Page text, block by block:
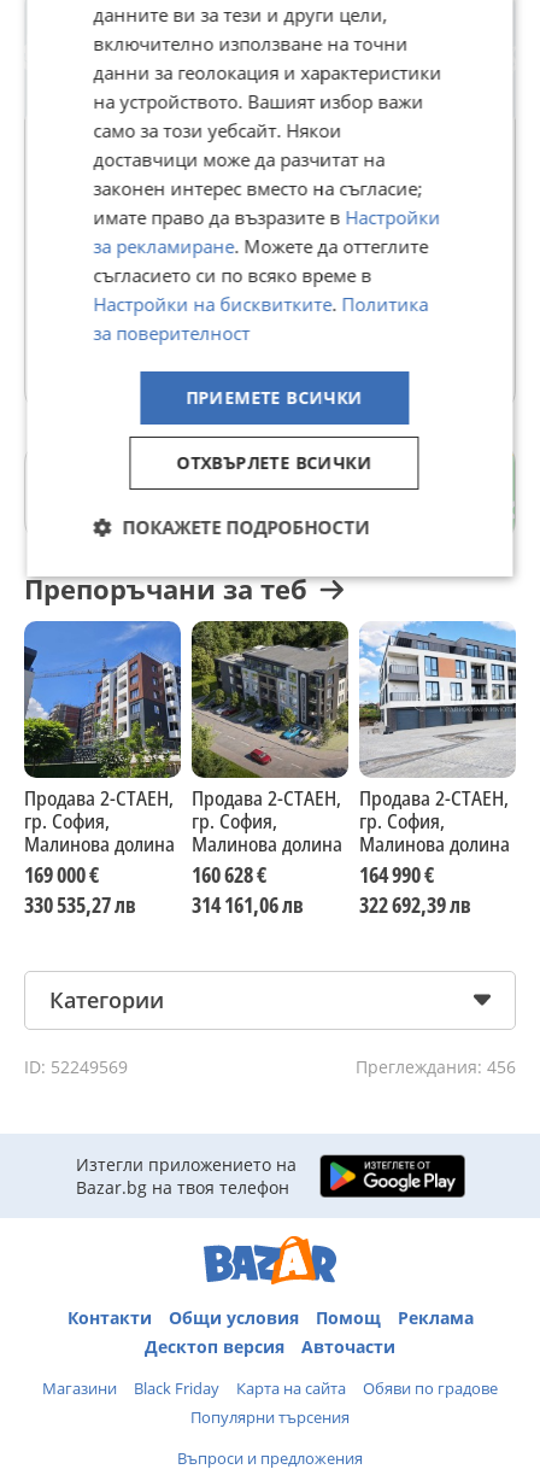
ВИВАЛ
В Bazar.BG от 11 септември 2013г.
Последно активен вчера в 13:49 ч.
17 Обяви
Препоръчани за теб
Продава 2-СТАЕН,
гр. София,
Малинова долина
169 000 €
330 535,27 лв
Продава 2-СТАЕН,
гр. София,
Малинова долина
160 628 €
314 161,06 лв
Продава 2-СТАЕН,
гр. София,
Малинова долина
164 990 €
322 692,39 лв
Категории
ID: 52249569 Преглеждания: 456
Изтегли приложението на
Bazar.bg на твоя телефон
Контакти Общи условия Помощ
Реклама
Десктоп версия
Авточасти
Магазини Black Friday Карта на сайта
Обяви по градове
Популярни търсения
Въпроси и предложения
данните ви за тези и други цели,
включително използване на точни
данни за геолокация и характеристики
на устройството. Вашият избор важи
само за този уебсайт. Някои
доставчици може да разчитат на
законен интерес вместо на съгласие;
имате право да възразите в Настройки
за рекламиране. Можете да оттеглите
съгласието си по всяко време в
Настройки на бисквитките. Политика
за поверителност
ПРИЕМЕТЕ ВСИЧКИ
ОТХВЪРЛЕТЕ ВСИЧКИ
ПОКАЖЕТЕ ПОДРОБНОСТИ